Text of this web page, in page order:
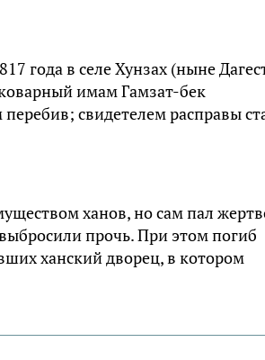
года в селе Хунзaх (ныне
имам Гамзaт-бек
свидетелем расправы
ханов, но сам пал
прочь. При этом погиб
ханский дворец, в котором